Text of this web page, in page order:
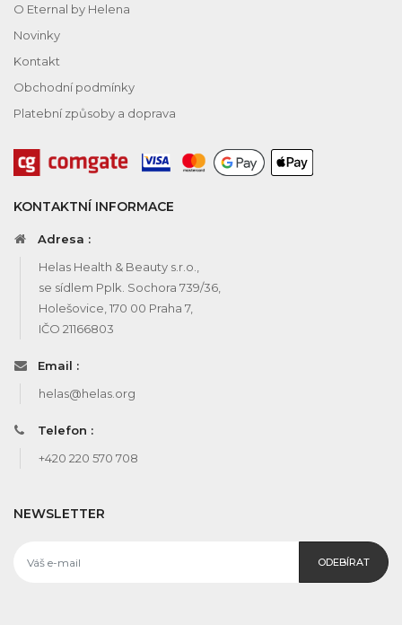
O Eternal by Helena
Novinky
Kontakt
Obchodní podmínky
Platební způsoby a doprava
KONTAKTNÍ INFORMACE
Adresa :
Helas Health & Beauty s.r.o.,
se sídlem Pplk. Sochora 739/36,
Holešovice, 170 00 Praha 7,
IČO 21166803
Email :
helas@helas.org
Telefon :
+420 220 570 708
NEWSLETTER
ODEBÍRAT